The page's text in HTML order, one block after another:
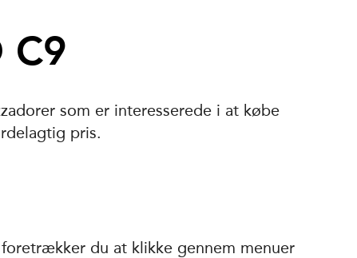
C9
som er interesserede i at købe
pris.
du at klikke gennem menuer